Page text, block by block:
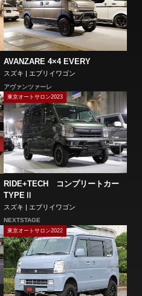
AVANZARE 4×4 EVERY
スズキ | エブリイワゴン
アヴァンツァーレ
東京オートサロン2023
RIDE+TECH コンプリートカー
TYPEⅡ
スズキ | エブリイワゴン
NEXTSTAGE
東京オートサロン2022